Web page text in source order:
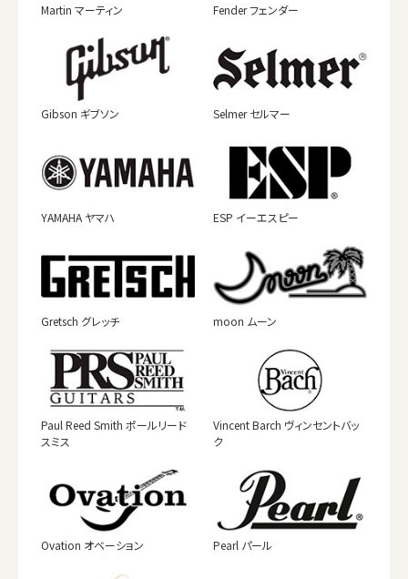
Martin マーティン Fender フェンダー
Gibson ギブソン Selmer セルマー
YAMAHA ヤマハ ESP イーエスピー
Gretsch グレッチ moon ムーン
Paul Reed Smith ポールリード
スミス
Vincent Barch ヴィンセントバッ
ク
Ovation オベーション Pearl パール